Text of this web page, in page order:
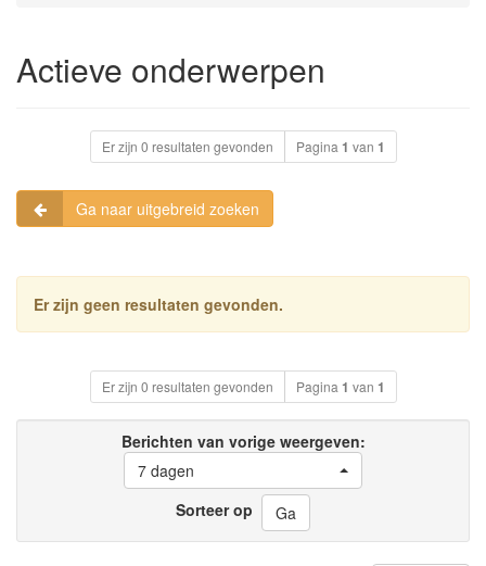
Actieve onderwerpen
Er zijn 0 resultaten gevonden Pagina 1 van 1
Ga naar uitgebreid zoeken
Er zijn geen resultaten gevonden.
Er zijn 0 resultaten gevonden Pagina 1 van 1
Berichten van vorige weergeven:
7 dagen
Sorteer op